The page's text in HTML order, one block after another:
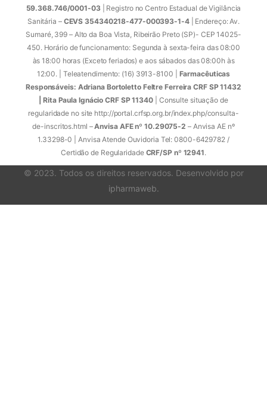
59.368.746/0001-03| Registro no Centro Estadual de Vigilância
Sanitária –CEVS 354340218-477-000393-1-4| Endereço: Av.
Sumaré, 399 – Alto da Boa Vista, Ribeirão Preto (SP)- CEP 14025-
450. Horário de funcionamento: Segunda à sexta-feira das 08:00
às 18:00 horas (Exceto feriados) e aos sábados das 08:00h às
12:00. | Teleatendimento: (16) 3913-8100 | Farmacêuticas
Responsáveis: Adriana Bortoletto Feltre Ferreira CRF SP 11432
| Rita Paula Ignácio CRF SP 11340 | Consulte situação de
regularidade no site http://portal.crfsp.org.br/index.php/consulta-
de-inscritos.html –Anvisa AFE nº 10.29075-2 – Anvisa AE nº
1.33298-0 | Anvisa Atende Ouvidoria Tel: 0800-6429782 /
Certidão de Regularidade CRF/SP nº 12941.
© 2023. Todos os direitos reservados. Desenvolvido por
ipharmaweb.